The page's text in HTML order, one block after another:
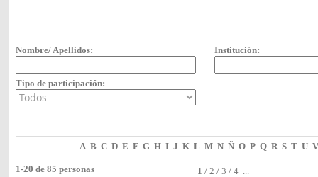
Nombre/ Apellidos: Institución:
Tipo de participación:
A B C D E F G H I J K L M N Ñ O P Q R S T U V
1-20 de 85 personas 1 / 2 / 3 / 4 ...